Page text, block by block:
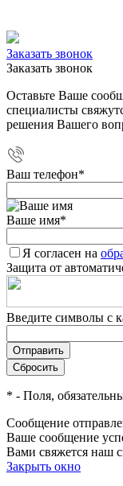
Заказать звонок
Заказать звонок
Оставьте Ваше
специалисты
решения Вашего
Ваш телефон*
Ваше имя*
Я согласен на
Защита от
Введите символы с
* - Поля,
Сообщение
Ваше сообщение
Вами свяжется наш
Закрыть окно